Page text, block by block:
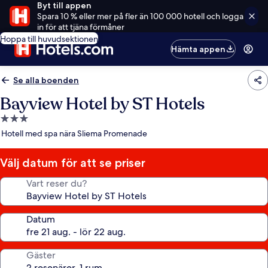
Byt till appen
Spara 10 % eller mer på fler än 100 000 hotell och logga
in för att tjäna förmåner
Hoppa till huvudsektionen
Hämta appen
Se alla boenden
Bayview Hotel by ST Hotels
3.0-
stjärnigt
Hotell med spa nära Sliema Promenade
Välj datum för att se priser
Vart reser du?
Datum
Gäster